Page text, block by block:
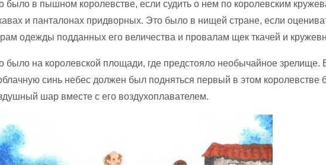
было в пышном королевстве, если судить о нем по королевским
и панталонах придворных. Это было в нищей стране, если
одежды подданных его величества и провалам щек ткачей и
было на королевской площади, где предстояло необычайное зрелище.
синь небес должен был подняться первый в этом королевстве
шар вместе с его воздухоплавателем.